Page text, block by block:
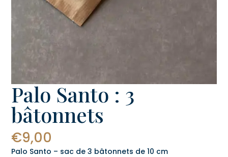
Palo Santo : 3
bâtonnets
€9,00
Palo Santo – sac de 3 bâtonnets de 10 cm